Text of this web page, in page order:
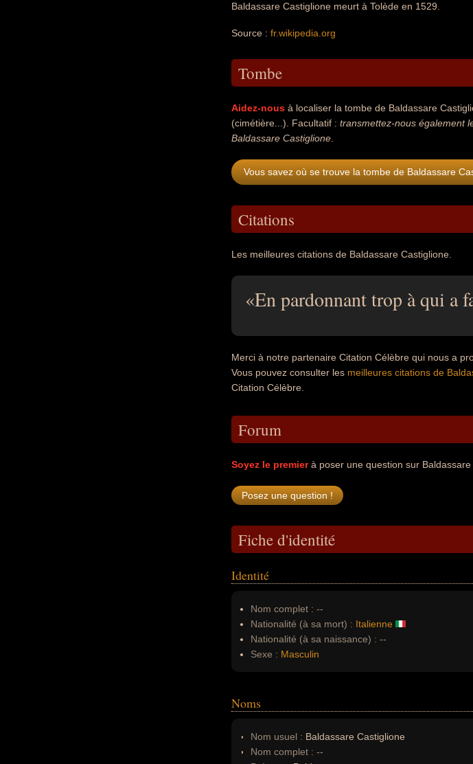
Baldassare Castiglione meurt à Tolède en 1529.
Source : fr.wikipedia.org
Tombe
Aidez-nous à localiser la tombe de Baldassare
(cimétière...). Facultatif : transmettez-nous également
Baldassare Castiglione
Vous savez où se trouve la tombe de Baldassare
Citations
Les meilleures citations de Baldassare Castiglione.
En pardonnant trop à qui
Merci à notre partenaire Citation Célèbre qui nous a
Vous pouvez consulter les meilleures citations de
Citation Célèbre.
Forum
Soyez le premierà poser une question sur Baldassare
Fiche d'identité
Identité
Nom complet : --
Nationalité (à sa mort) : Italienne
Nationalité (à sa naissance) : --
Sexe : Masculin
Noms
Nom usuel : Baldassare Castiglione
Nom complet : --